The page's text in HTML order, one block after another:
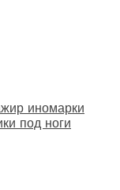
иномарки
под ноги